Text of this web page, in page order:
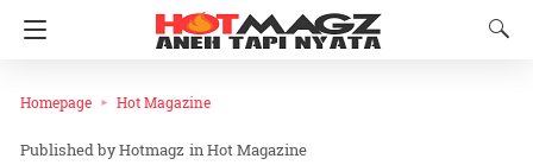
Homepage Hot Magazine
Hotmagz inHot Magazine